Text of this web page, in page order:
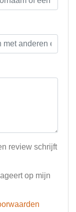
review schrijft
op mijn